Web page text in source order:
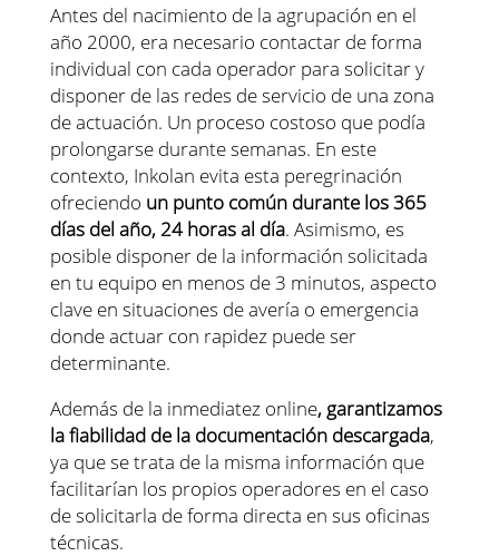
Antes del nacimiento de la agrupación en el
año 2000, era necesario contactar de forma
individual con cada operador para solicitar y
disponer de las redes de servicio de una zona
de actuación. Un proceso costoso que podía
prolongarse durante semanas. En este
contexto, Inkolan evita esta peregrinación
ofreciendo un punto común durante los 365
días del año, 24 horas al día. Asimismo, es
posible disponer de la información solicitada
en tu equipo en menos de 3 minutos, aspecto
clave en situaciones de avería o emergencia
donde actuar con rapidez puede ser
determinante.
Además de la inmediatez online, garantizamos
la fiabilidad de la documentación descargada,
ya que se trata de la misma información que
facilitarían los propios operadores en el caso
de solicitarla de forma directa en sus oficinas
técnicas.